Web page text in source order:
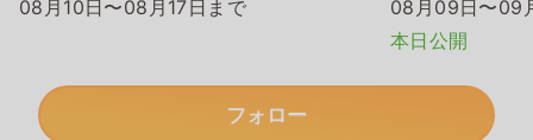
08月10日〜08月17日まで
08月09日〜09
本日公開
フォロー